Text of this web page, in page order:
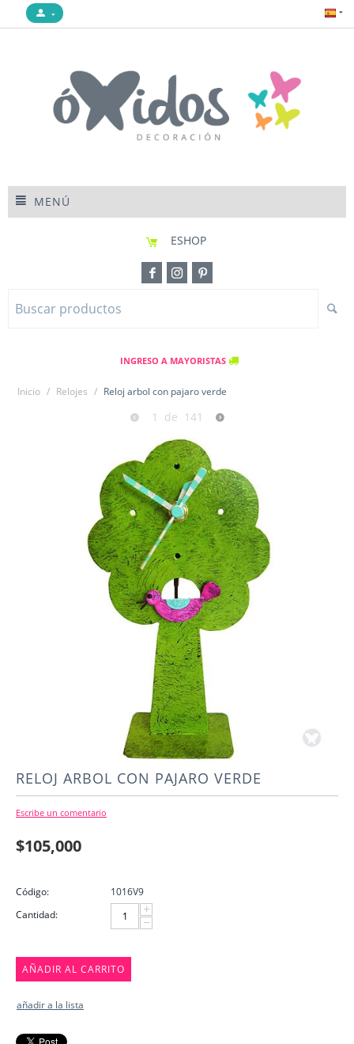
MENÚ
ESHOP
INGRESO A MAYORISTAS
Inicio / Relojes / Reloj arbol con pajaro verde
1 de 141
RELOJ ARBOL CON PAJARO VERDE
Escribe un comentario
$105,000
Código:
1016V9
Cantidad:
+
−
AÑADIR AL CARRITO
añadir a la lista